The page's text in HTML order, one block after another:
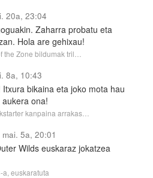
20a, 23:04
Zaharra probatu eta
Hola are gehixau!
the Zone bildumak tril…
8a, 10:43
bikaina eta joko mota hau
ona!
kanpaina arrakas…
5a, 20:01
Wilds euskaraz jokatzea
a, euskaratuta